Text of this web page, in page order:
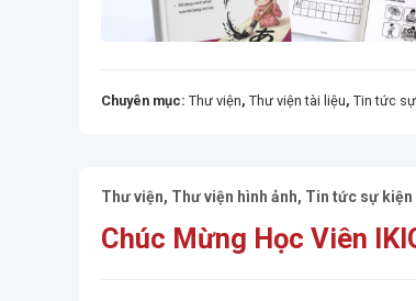
Chuyên mục: Thư viện, Thư viện tài liệu, Tin tức
Thư viện, Thư viện hình ảnh, Tin tức sự kiện
Chúc Mừng Học Viên